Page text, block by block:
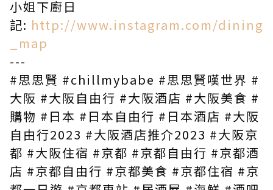
小姐下廚日
記: http://www.instagram.com/dining
_map
---
#思思賢 #chillmybabe #思思賢嘆世界 #
大阪 #大阪自由行 #大阪酒店 #大阪美食 #
購物 #日本 #日本自由行 #日本酒店 #大阪
自由行2023 #大阪酒店推介2023 #大阪京
都 #大阪住宿 #京都 #京都自由行 #京都酒
店 #京都自由行 #京都美食 #京都住宿 #京